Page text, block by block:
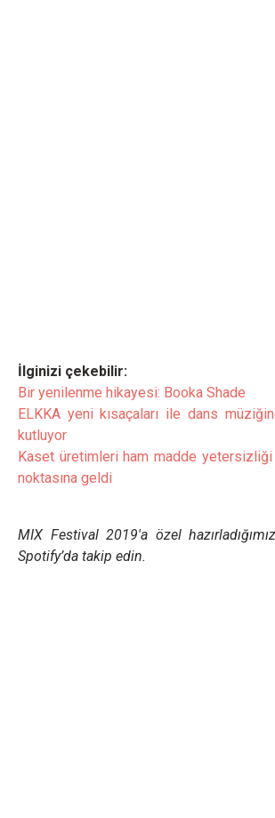
İlginizi çekebilir:
Bir yenilenme hikayesi: Booka Shade
ELKKA yeni kısaçaları ile dans
kutluyor
Kaset üretimleri ham madde
noktasına geldi
MIX Festival 2019'a özel
Spotify’da takip edin.